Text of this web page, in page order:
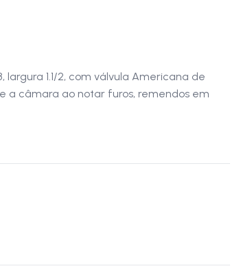
1.1/2, com válvula Americana de
a câmara ao notar furos, remendos em